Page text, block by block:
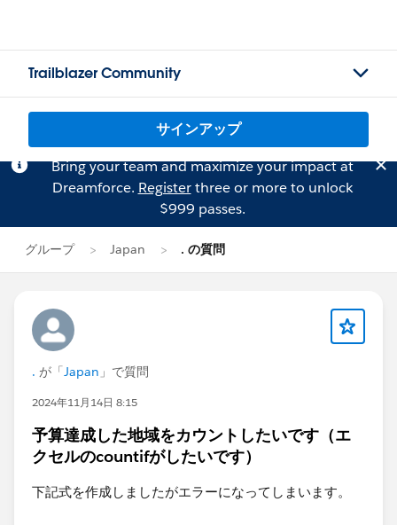
Trailblazer Community
サインアップ
Bring your team and maximize your impact at
Dreamforce. Registerthree or more to unlock
$999 passes.
グループ Japan . の質問
. が「Japan 」で質問
2024年11月14日 8:15
予算達成した地域をカウントしたいです（エ
クセルのcountifがしたいです）
下記式を作成しましたがエラーになってしまいます。